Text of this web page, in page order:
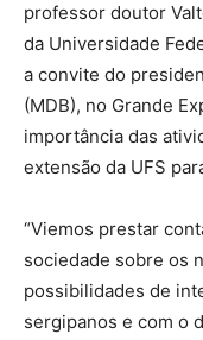
professor doutor
da Universidade
a convite do
(MDB), no Grande
importância das
extensão da UFS
“Viemos prestar
sociedade sobre os
possibilidades de
sergipanos e com o